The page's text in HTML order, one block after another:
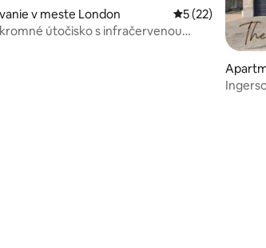
v meste London Priemerné
5 (22)
útočisko s infračervenou